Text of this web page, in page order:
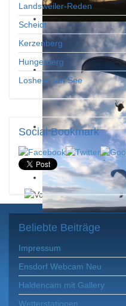
Landsweiler-Reden
Scheidt
Kerzenberg
Hungerberg
Losheim am See
SocialBookmark
Beliebte Beiträge
Impressum
Ensdorf Webcam Neu
Haldencam mit Gallery
Wetterstationen